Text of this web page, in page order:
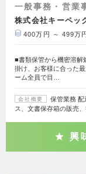
一般事務・営業
株式会社キーペッ
400万円 ～ 499万
■書類保管から機密溶解
掛け、お客様に合った
ーム全員で目…
会社概要
保管業務
ス、文書保存箱の販売
興